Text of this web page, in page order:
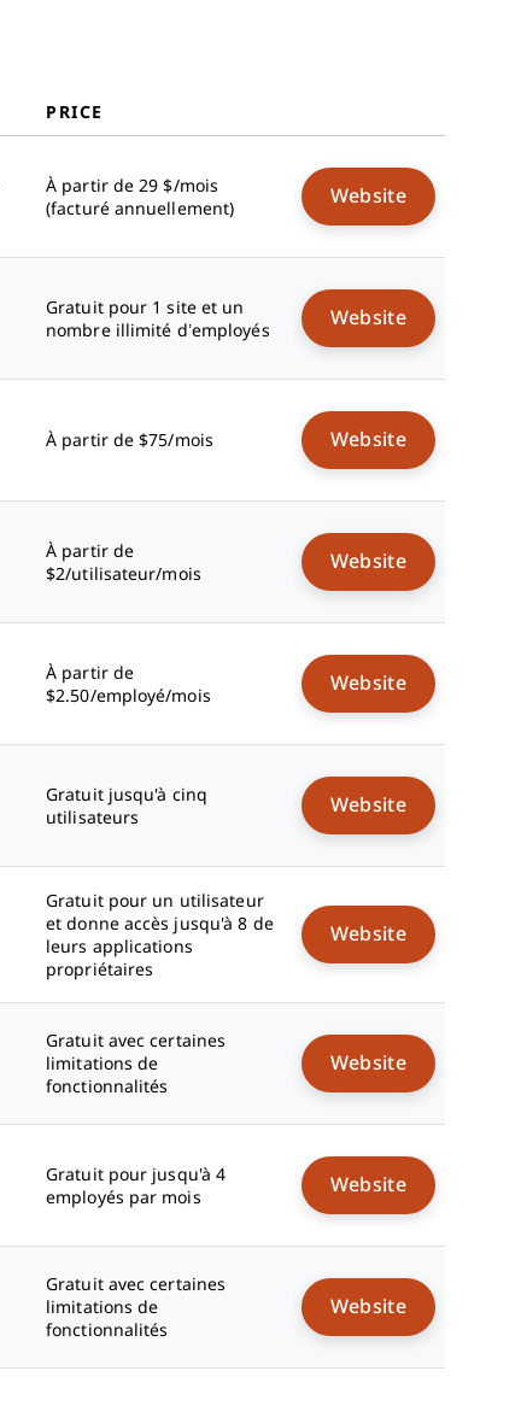
PRICE
À partir de 29 $/mois
(facturé annuellement)
Website
Gratuit pour 1 site et un
nombre illimité d’employés
Website
À partir de $75/mois Website
À partir de
$2/utilisateur/mois
Website
À partir de
$2.50/employé/mois
Website
Gratuit jusqu'à cinq
utilisateurs
Website
Gratuit pour un utilisateur
et donne accès jusqu'à 8 de
leurs applications
propriétaires
Website
Gratuit avec certaines
limitations de
fonctionnalités
Website
Gratuit pour jusqu'à 4
employés par mois
Website
Gratuit avec certaines
limitations de
fonctionnalités
Website